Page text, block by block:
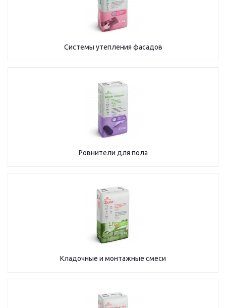
Системы утепления фасадов
Ровнители для пола
Кладочные и монтажные смеси